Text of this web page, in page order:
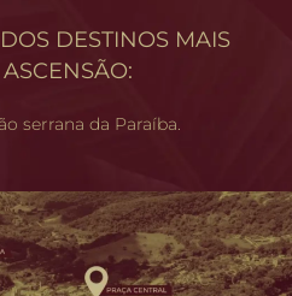
DESTINOS MAIS
serrana da Paraíba.